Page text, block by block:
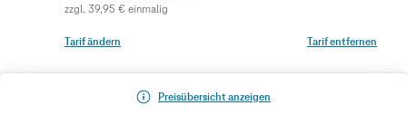
zzgl. 39,95 € einmalig
Tarif ändern Tarif entfernen
Preisübersicht anzeigen